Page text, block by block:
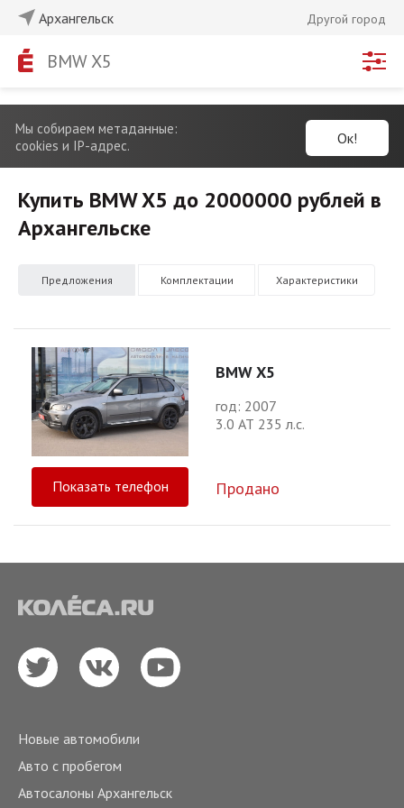
Архангельск Другой город
BMW X5
Мы собираем метаданные:
cookies и IP-адрес.
Ок!
Купить BMW X5 до 2000000 рублей в
Архангельске
Предложения Комплектации Характеристики
BMW X5
год: 2007
3.0 АТ 235 л.с.
Показать телефон Продано
Новые автомобили
Авто с пробегом
Автосалоны Архангельск